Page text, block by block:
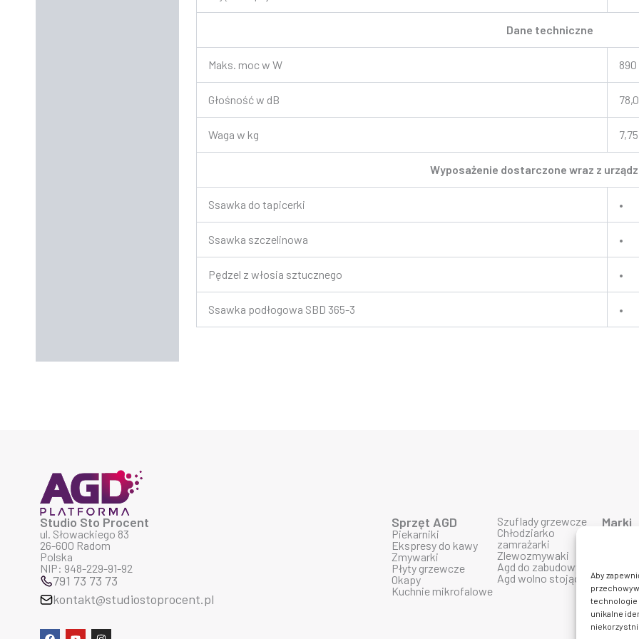
Aby
technologie
unikalne
Dane techniczne
Maks. moc w W 890
Głośność w dB 78,0
Waga w kg 7,75
Wyposażenie dostarczone wraz z
Ssawka do tapicerki •
Ssawka szczelinowa •
Pędzel z włosia sztucznego •
Ssawka podłogowa SBD 365-3 •
Studio Sto Procent
ul. Słowackiego 83
26-600 Radom
Polska
NIP: 948-229-91-92
791 73 73 73
kontakt@studiostoprocent.pl
F
Y
I
Sprzęt AGD
Piekarniki
Ekspresy do kawy
Zmywarki
Płyty grzewcze
Okapy
Kuchnie mikrofalowe
Szuflady grzewcze
Chłodziarko
zamrażarki
Zlewozmywaki
Agd do zabudowy
Agd wolno stojące
Marki